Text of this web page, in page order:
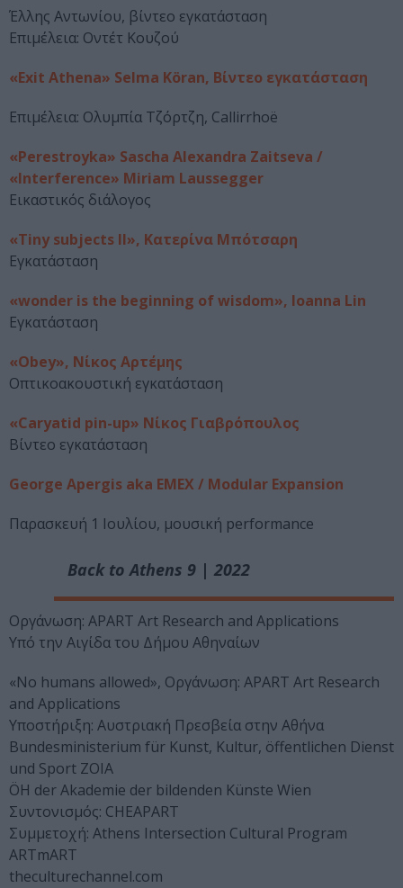
Έλλης Αντωνίου, βίντεο εγκατάσταση
Επιμέλεια: Οντέτ Κουζού
«Exit Athena» Selma Köran, Βίντεο εγκατάσταση
Επιμέλεια: Ολυμπία Τζόρτζη, Callirrhoë
«Perestroyka» Sascha Alexandra Zaitseva /
«Interference» Miriam Laussegger
Εικαστικός διάλογος
«Tiny subjects II», Κατερίνα Μπότσαρη
Εγκατάσταση
«wonder is the beginning of wisdom», Ioanna Lin
Εγκατάσταση
«Obey», Νίκος Αρτέμης
Οπτικοακουστική εγκατάσταση
«Caryatid pin-up» Νίκος Γιαβρόπουλος
Βίντεο εγκατάσταση
George Apergis aka EMEX / Modular Expansion
Παρασκευή 1 Ιουλίου, μουσική performance
Back to Athens 9 | 2022
Οργάνωση: APART Art Research and Applications
Υπό την Αιγίδα του Δήμου Αθηναίων
«No humans allowed», Οργάνωση: APART Art Research
and Applications
Υποστήριξη: Αυστριακή Πρεσβεία στην Αθήνα
Bundesministerium für Kunst, Kultur, öffentlichen Dienst
und Sport ZOIA
ÖH der Akademie der bildenden Künste Wien
Συντονισμός: CHEAPART
Συμμετοχή: Athens Intersection Cultural Program
ARTmART
theculturechannel.com